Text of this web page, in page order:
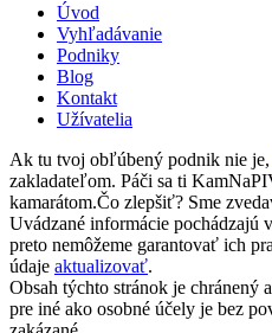
Úvod
Vyhľadávanie
Podniky
Blog
Kontakt
Užívatelia
Ak tu tvoj obľúbený podnik nie je,
zakladateľom. Páči sa ti
kamarátom.Čo zlepšiť? Sme
Uvádzané informácie pochádzajú
preto nemôžeme garantovať ich
údaje aktualizovať.
Obsah týchto stránok je chránený
pre iné ako osobné účely je bez